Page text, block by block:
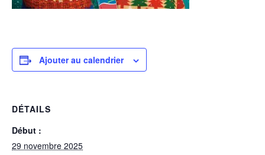
Ajouter au calendrier
DÉTAILS
Début :
29 novembre 2025